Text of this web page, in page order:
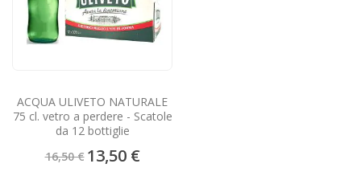
ACQUA ULIVETO NATURALE
75 cl. vetro a perdere - Scatole
da 12 bottiglie
16,50 € Prezzo
speciale
13,50 €